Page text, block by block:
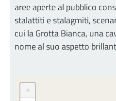
aree aperte al pubblico
stalattiti e stalagmiti,
cui la Grotta Bianca, una
nome al suo aspetto
+